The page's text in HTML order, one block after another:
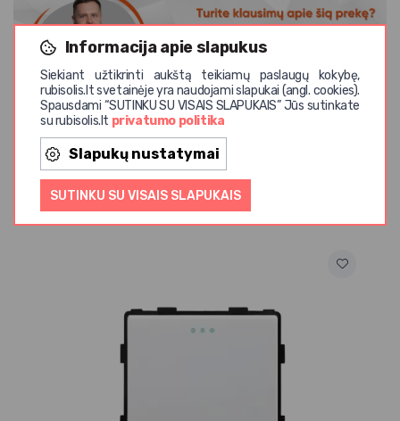
Informacija apie slapukus
Siekiant užtikrinti aukštą teikiamų paslaugų kokybę,
rubisolis.lt svetainėje yra naudojami slapukai (angl. cookies).
Spausdami “SUTINKU SU VISAIS SLAPUKAIS” Jūs sutinkate
su rubisolis.lt privatumo politika
Slapukų nustatymai
SUTINKU SU VISAIS SLAPUKAIS
+37068514830 matas@rubisolis.lt
Panašios prekės